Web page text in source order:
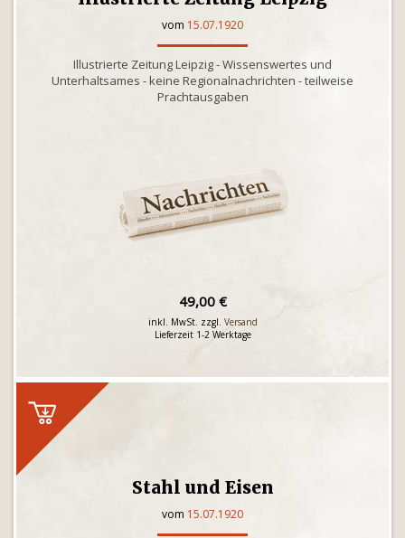
vom 15.07.1920
Illustrierte Zeitung Leipzig - Wissenswertes und
Unterhaltsames - keine Regionalnachrichten - teilweise
Prachtausgaben
49,00 €
inkl. MwSt. zzgl. Versand
Lieferzeit 1-2 Werktage
Stahl und Eisen
vom 15.07.1920